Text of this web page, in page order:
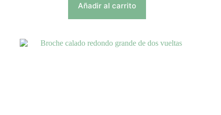
Añadir al carrito